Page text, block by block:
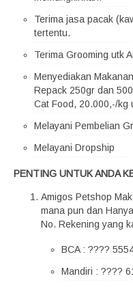
Terima jasa pacak
tertentu.
Terima Grooming utk
Menyediakan
Repack 250gr dan
Cat Food, 20.000,-/kg
Melayani Pembelian
Melayani Dropship
PENTING UNTUK ANDA
Amigos Petshop
mana pun dan
No. Rekening yang
BCA : ????
Mandiri : ????